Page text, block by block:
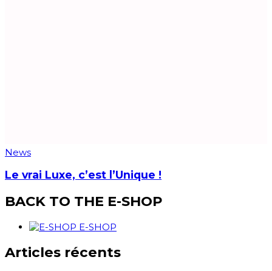
News
Le vrai Luxe, c’est l’Unique !
BACK TO THE E-SHOP
E-SHOP
Articles récents